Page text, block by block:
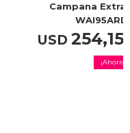
Campana
USD 254,15